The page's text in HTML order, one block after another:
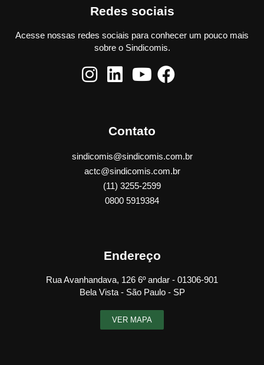
Redes sociais
Acesse nossas redes sociais para conhecer um pouco mais
sobre o Sindicomis.
Contato
sindicomis@sindicomis.com.br
actc@sindicomis.com.br
(11) 3255-2599
0800 5919384
Endereço
Rua Avanhandava, 126 6º andar - 01306-901
Bela Vista - São Paulo - SP
VER MAPA